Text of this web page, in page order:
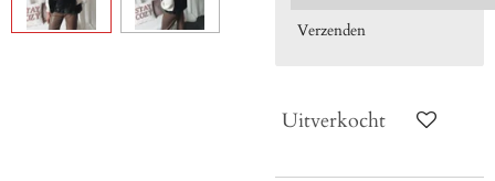
Verzenden
Uitverkocht